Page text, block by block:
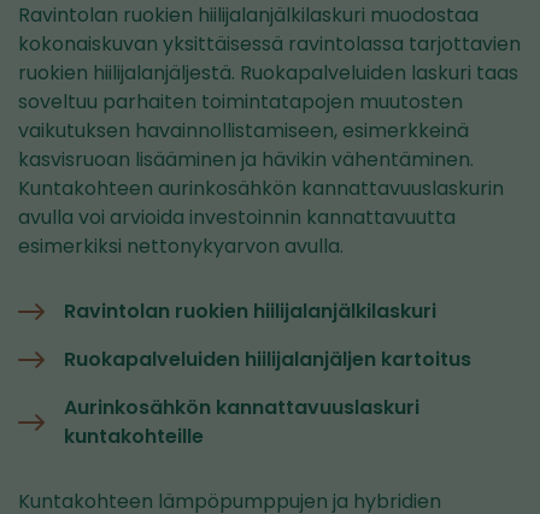
Ravintolan ruokien hiilijalanjälkilaskuri muodostaa
kokonaiskuvan yksittäisessä ravintolassa tarjottavien
ruokien hiilijalanjäljestä. Ruokapalveluiden laskuri taas
soveltuu parhaiten toimintatapojen muutosten
vaikutuksen havainnollistamiseen, esimerkkeinä
kasvisruoan lisääminen ja hävikin vähentäminen.
Kuntakohteen aurinkosähkön kannattavuuslaskurin
avulla voi arvioida investoinnin kannattavuutta
esimerkiksi nettonykyarvon avulla.
Ravintolan ruokien hiilijalanjälkilaskuri
Ruokapalveluiden hiilijalanjäljen kartoitus
Aurinkosähkön kannattavuuslaskuri
kuntakohteille
Kuntakohteen lämpöpumppujen ja hybridien